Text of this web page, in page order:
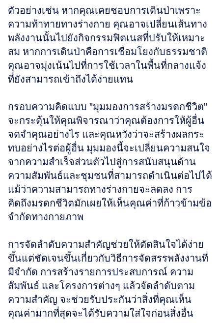
ตัวอย่างเช่น หากคุณเคยชอบการเดินป่าเพราะ
ความท้าทายทางร่างกาย คุณอาจเปลี่ยนเส้นทาง
พลังงานนั้นไปยังกิจกรรมฟิตเนสที่ปรับให้เหมาะ
สม หากการเดินป่าคือการเชื่อมโยงกับธรรมชาติ
คุณอาจมุ่งเน้นไปที่การใช้เวลาในพื้นที่กลางแจ้ง
ที่ยังสามารถเข้าถึงได้ง่ายแทน
กรอบความคิดแบบ "มุมมองการสร้างมรดกชีวิต"
จะกระตุ้นให้คุณพิจารณาว่าคุณต้องการให้ผู้อื่น
จดจำคุณอย่างไร และคุณหวังว่าจะสร้างผลกระ
ทบอย่างไรต่อผู้อื่น มุมมองนี้จะเปลี่ยนความสนใจ
จากความสำเร็จส่วนตัวไปสู่การสนับสนุนด้าน
ความสัมพันธ์และชุมชนที่สามารถดำเนินต่อไปได้
แม้ว่าความสามารถทางร่างกายจะลดลง การ
คิดถึงมรดกชีวิตมักเผยให้เห็นคุณค่าที่ก้าวข้ามข้อ
จำกัดทางกายภาพ
การจัดลำดับความสำคัญช่วยให้ตัดสินใจได้ง่าย
ขึ้นแต่ชัดเจนขึ้นเกี่ยวกับวิธีการจัดสรรพลังงานที่
มีจำกัด การสร้างรายการประสบการณ์ ความ
สัมพันธ์ และโครงการต่างๆ แล้วจัดลำดับตาม
ความสำคัญ จะช่วยรับประกันว่าสิ่งที่คุณเห็น
คุณค่ามากที่สุดจะได้รับความใส่ใจก่อนสิ่งอื่น